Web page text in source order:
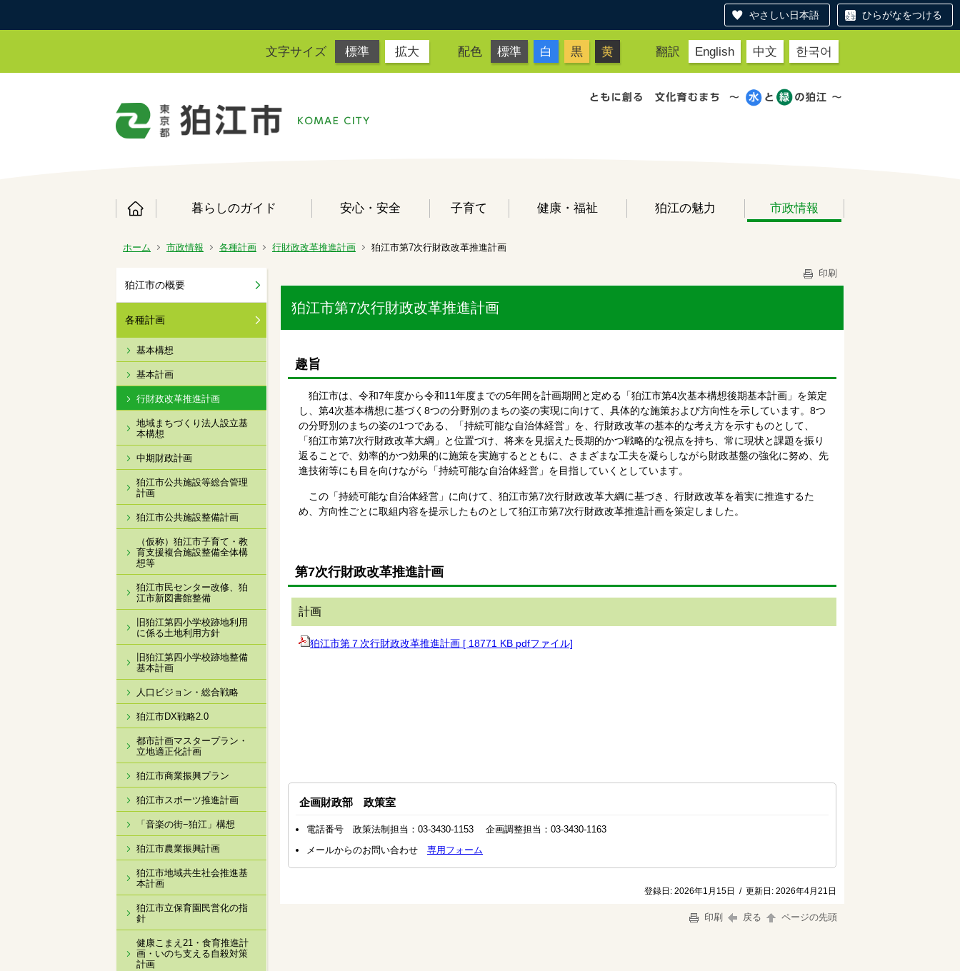
やさしい日本語 ひらがなをつける
文字サイズ 標準 拡大 配色 標準 白 黒 黄 翻訳 English 中文 한국어
暮らしのガイド 安心・安全 子育て 健康・福祉 狛江の魅力 市政情報
ホーム 市政情報 各種計画 行財政改革推進計画 狛江市第7次行財政改革推進計画
狛江市の概要
各種計画
基本構想
基本計画
行財政改革推進計画
地域まちづくり法人設立基
本構想
中期財政計画
狛江市公共施設等総合管理
計画
狛江市公共施設整備計画
（仮称）狛江市子育て・教
育支援複合施設整備全体構
想等
狛江市民センター改修、狛
江市新図書館整備
旧狛江第四小学校跡地利用
に係る土地利用方針
旧狛江第四小学校跡地整備
基本計画
人口ビジョン・総合戦略
狛江市DX戦略2.0
都市計画マスタープラン・
立地適正化計画
狛江市商業振興プラン
狛江市スポーツ推進計画
「音楽の街−狛江」構想
狛江市農業振興計画
狛江市地域共生社会推進基
本計画
狛江市立保育園民営化の指
針
健康こまえ21・食育推進計
画・いのち支える自殺対策
計画
印刷
狛江市第7次行財政改革推進計画
趣旨
狛江市は、令和7年度から令和11年度までの5年間を計画期間と定める「狛江市第4次基本構想後期基本計画」を策定
し、第4次基本構想に基づく8つの分野別のまちの姿の実現に向けて、具体的な施策および方向性を示しています。8つ
の分野別のまちの姿の1つである、「持続可能な自治体経営」を、行財政改革の基本的な考え方を示すものとして、
「狛江市第7次行財政改革大綱」と位置づけ、将来を見据えた長期的かつ戦略的な視点を持ち、常に現状と課題を振り
返ることで、効率的かつ効果的に施策を実施するとともに、さまざまな工夫を凝らしながら財政基盤の強化に努め、先
進技術等にも目を向けながら「持続可能な自治体経営」を目指していくとしています。
この「持続可能な自治体経営」に向けて、狛江市第7次行財政改革大綱に基づき、行財政改革を着実に推進するた
め、方向性ごとに取組内容を提示したものとして狛江市第7次行財政改革推進計画を策定しました。
第7次行財政改革推進計画
計画
狛江市第７次行財政改革推進計画 [ 18771 KB pdfファイル]
企画財政部 政策室
電話番号 政策法制担当：03-3430-1153 企画調整担当：03-3430-1163
メールからのお問い合わせ 専用フォーム
登録日: 2026年1月15日 / 更新日: 2026年4月21日
印刷 戻る ページの先頭